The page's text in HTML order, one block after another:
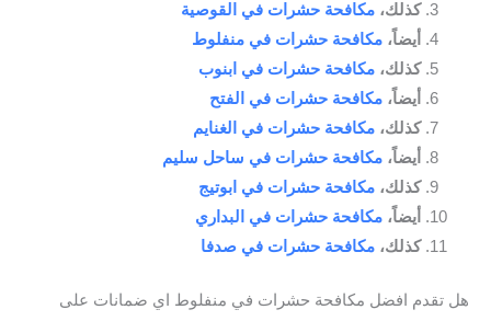
كذلك، مكافحة حشرات في القوصية
أيضاً، مكافحة حشرات في منفلوط
كذلك، مكافحة حشرات في ابنوب
أيضاً، مكافحة حشرات في الفتح
كذلك، مكافحة حشرات في الغنايم
أيضاً، مكافحة حشرات في ساحل سليم
كذلك، مكافحة حشرات في ابوتيج
أيضاً، مكافحة حشرات في البداري
كذلك، مكافحة حشرات في صدفا
هل تقدم افضل مكافحة حشرات في منفلوط اي ضمانات على